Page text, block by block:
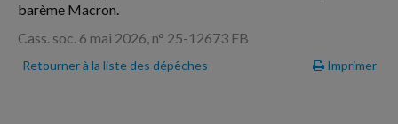
barème Macron.
Cass. soc. 6 mai 2026, n° 25-12673 FB
Retourner à la liste des dépêches Imprimer